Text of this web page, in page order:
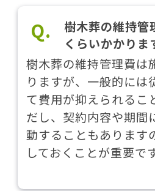
Q.
樹木葬の維持管
くらいかかりま
樹木葬の維持管理費は
りますが、一般的には
て費用が抑えられるこ
だし、契約内容や期間
動することもあります
しておくことが重要です